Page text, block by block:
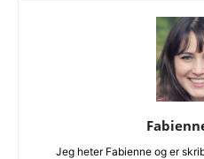
Jeg heter Fabienne og er